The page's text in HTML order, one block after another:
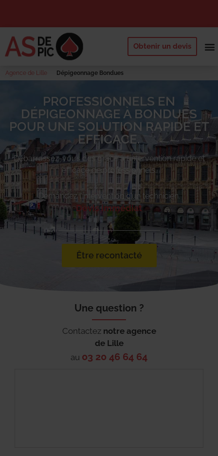
Obtenir un devis
Agence de Lille Dépigeonnage Bondues
PROFESSIONNELS EN
DÉPIGEONNAGE À BONDUES
POUR UNE SOLUTION RAPIDE ET
EFFICACE.
Débarrassez-vous des grâce à l’intervention rapide et
efficace de professionnels.
Demandez l’intervention d’un technicien.
Devis immédiat
Être recontacté
Une question ?
Contactez notre agence
de Lille
au 03 20 46 64 64